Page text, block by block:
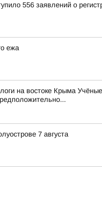
556 заявлений о
ежа
на востоке Крыма
7 августа